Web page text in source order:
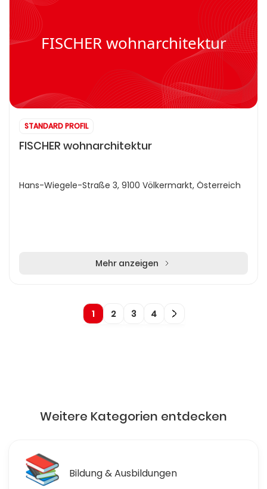
FISCHER wohnarchitektur
STANDARD PROFIL
FISCHER wohnarchitektur
Hans-Wiegele-Straße 3, 9100 Völkermarkt, Österreich
Mehr anzeigen
1 2 3 4
Weitere Kategorien entdecken
🛒 Einzelhandel & Einkaufen